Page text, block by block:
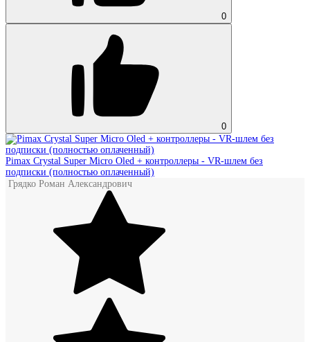
0
0
Pimax Crystal Super Micro Oled + контроллеры - VR‑шлем без
подписки (полностью оплаченный)
Грядко Роман Александрович